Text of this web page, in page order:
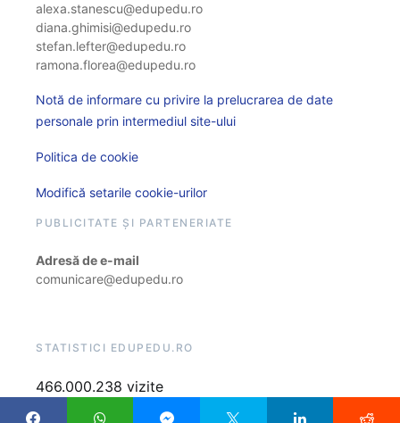
alexa.stanescu@edupedu.ro
diana.ghimisi@edupedu.ro
stefan.lefter@edupedu.ro
ramona.florea@edupedu.ro
Notă de informare cu privire la prelucrarea de date
personale prin intermediul site-ului
Politica de cookie
Modifică setarile cookie-urilor
PUBLICITATE ȘI PARTENERIATE
Adresă de e-mail
comunicare@edupedu.ro
STATISTICI EDUPEDU.RO
466.000.238 vizite